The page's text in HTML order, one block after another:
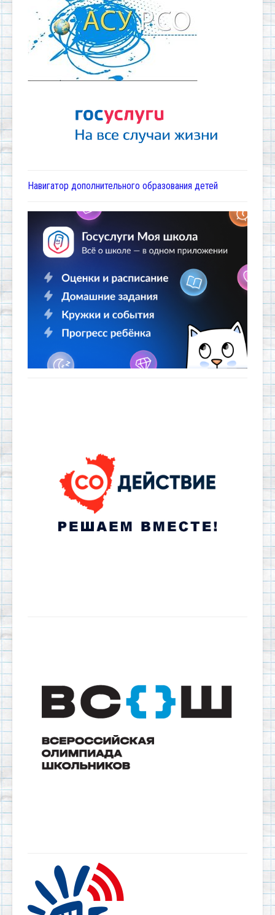
Навигатор дополнительного образования детей